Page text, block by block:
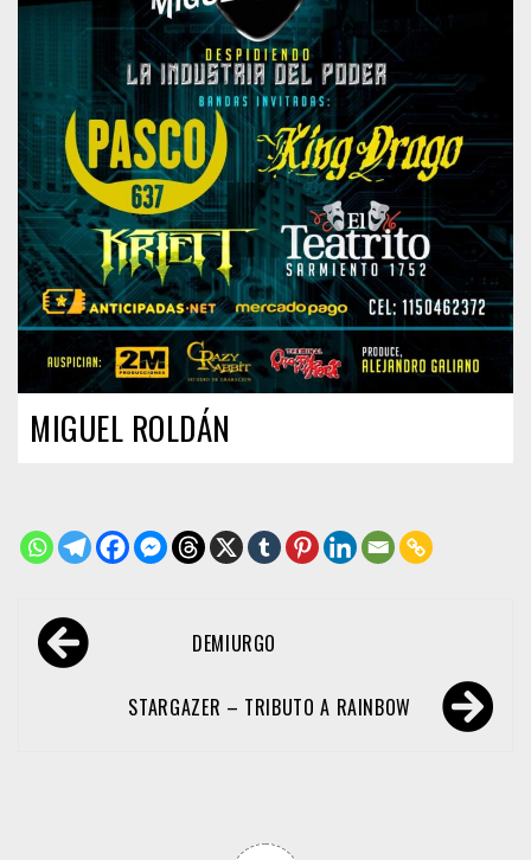
MIGUEL ROLDÁN
Navegación
de
entradas
DEMIURGO
STARGAZER – TRIBUTO A RAINBOW